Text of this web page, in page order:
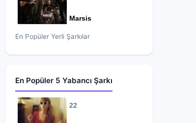
Marsis
En Popüler Yerli Şarkılar
En Popüler 5 Yabancı Şarkı
22